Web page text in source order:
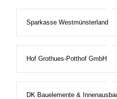
Sparkasse Westmünsterland
Hof Grothues-Potthof GmbH
DK Bauelemente &